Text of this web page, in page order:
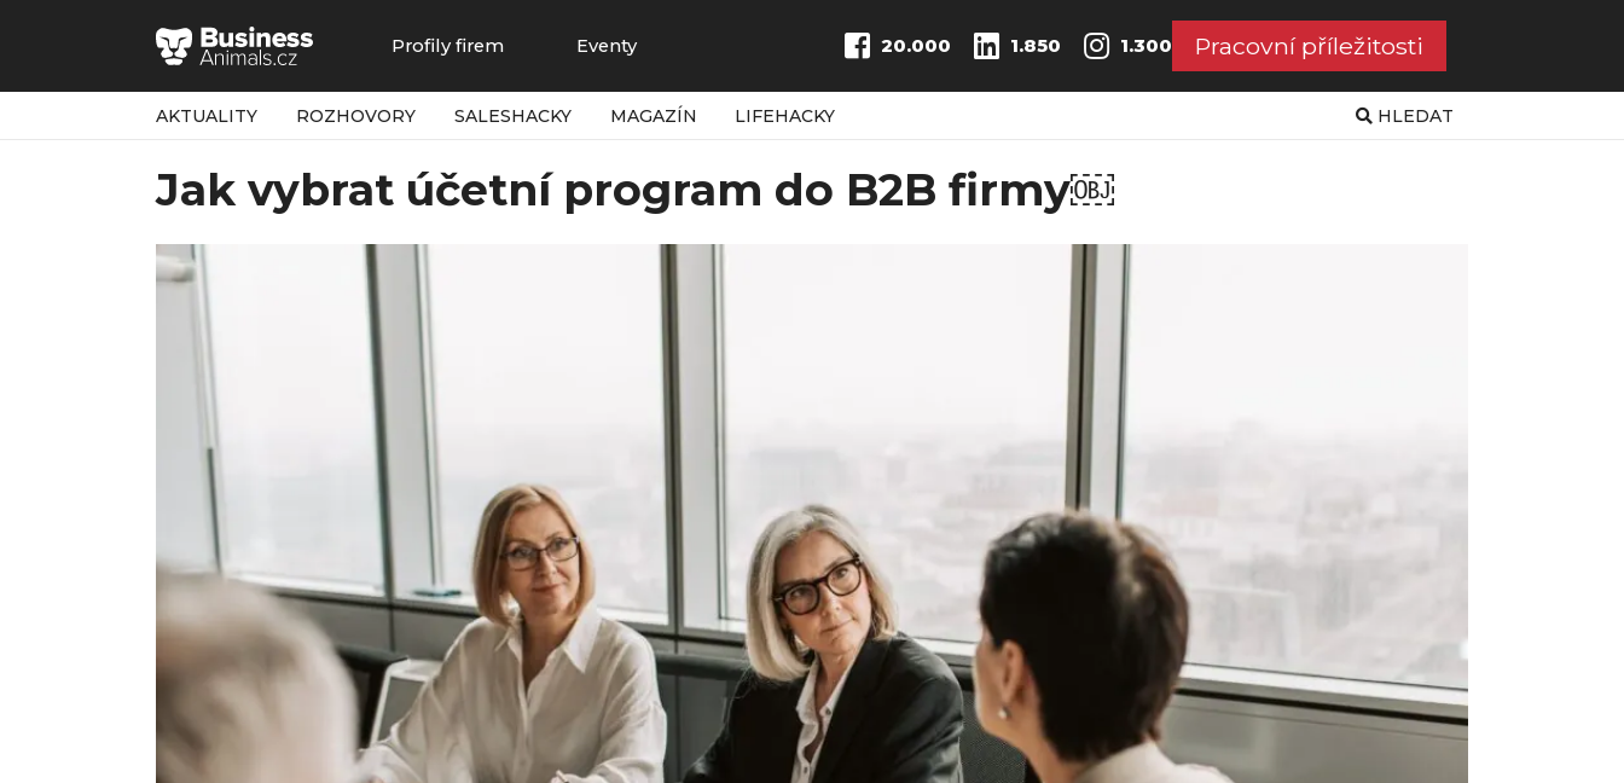
Profily firem Eventy 20.000 1.850 1.300 Pracovní příležitosti
AKTUALITY ROZHOVORY SALESHACKY MAGAZÍN LIFEHACKY HLEDAT
Jak vybrat účetní program do B2B firmy￼